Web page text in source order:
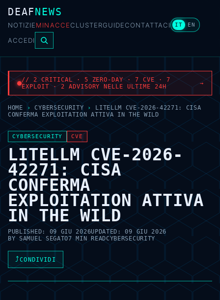
DEAFNEWS
NOTIZIEMINACCECLUSTERGUIDECONTATTACI IT EN
ACCEDI
// 2 CRITICAL · 5 ZERO-DAY · 7 CVE · 7
EXPLOIT · 2 ADVISORY NELLE ULTIME 24H
→
HOME › CYBERSECURITY ›
LITELLM CVE-2026-42271: CISA
CONFERMA EXPLOITATION ATTIVA IN THE WILD
CYBERSECURITY CVE
LITELLM CVE-2026-
42271: CISA
CONFERMA
EXPLOITATION ATTIVA
IN THE WILD
PUBLISHED: 09 GIU 2026UPDATED:09 GIU 2026
BYSAMUEL SEGATO7 MIN READCYBERSECURITY
⤴CONDIVIDI